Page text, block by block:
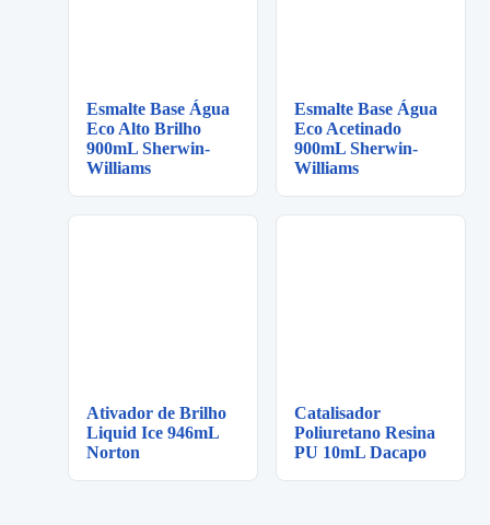
Esmalte Base Água
Eco Alto Brilho
900mL Sherwin-
Williams
Esmalte Base Água
Eco Acetinado
900mL Sherwin-
Williams
Ativador de Brilho
Liquid Ice 946mL
Norton
Catalisador
Poliuretano Resina
PU 10mL Dacapo